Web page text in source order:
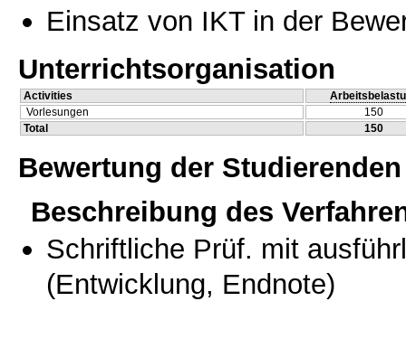
Einsatz von IKT in der
Unterrichtsorganisation
Activities
Vorlesungen
150
Total
150
Bewertung der Studierenden
Beschreibung des
Schriftliche Prüf. mit
(Entwicklung, Endnote)